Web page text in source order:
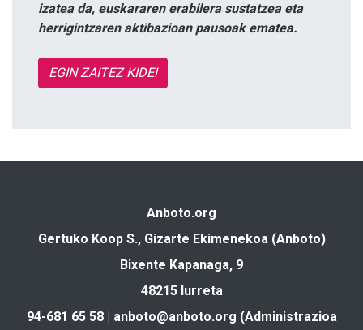
izatea da, euskararen erabilera sustatzea eta
herrigintzaren aktibazioan pausoak ematea.
EGIN ZAITEZ KIDE!
Anboto.org
Gertuko Koop S., Gizarte Ekimenekoa (Anboto)
Bixente Kapanaga, 9
48215 Iurreta
94-681 65 58 | anboto@anboto.org (Administrazioa